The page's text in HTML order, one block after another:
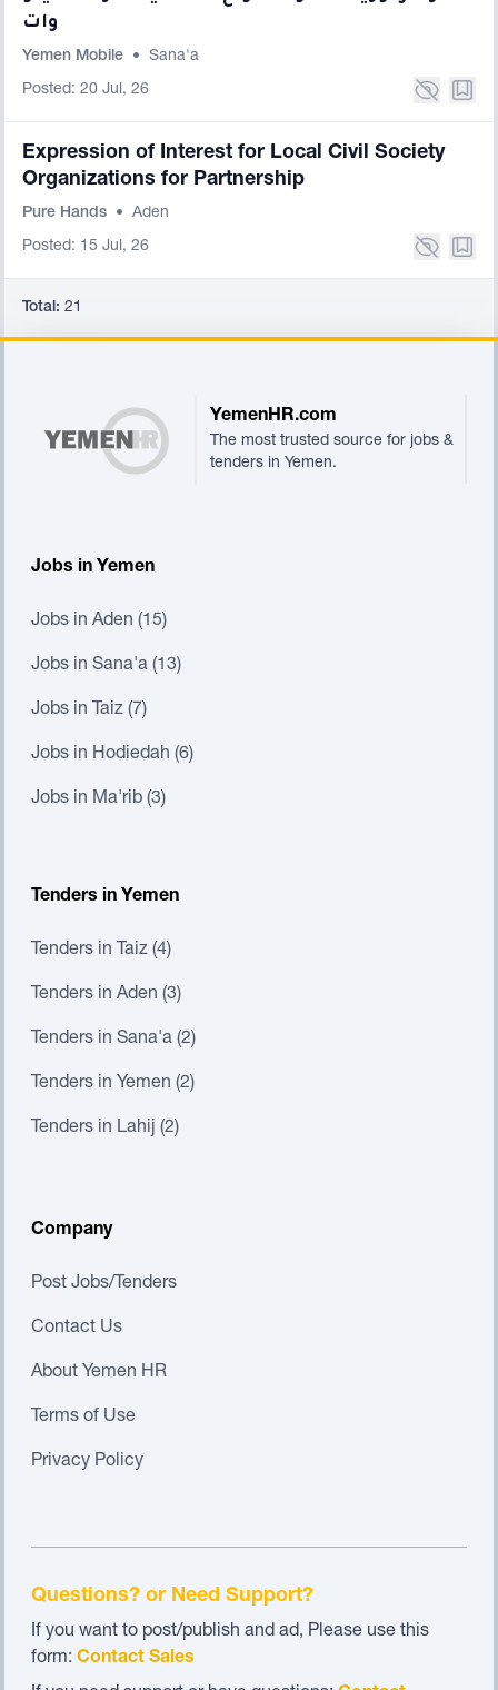
وات
Yemen Mobile • Sana'a
Posted: 20 Jul, 26
Expression of Interest for Local Civil Society
Organizations for Partnership
Pure Hands • Aden
Posted: 15 Jul, 26
Total: 21
YemenHR.com
The most trusted source for jobs &
tenders in Yemen.
Jobs in Yemen
Jobs in Aden (15)
Jobs in Sana'a (13)
Jobs in Taiz (7)
Jobs in Hodiedah (6)
Jobs in Ma'rib (3)
Tenders in Yemen
Tenders in Taiz (4)
Tenders in Aden (3)
Tenders in Sana'a (2)
Tenders in Yemen (2)
Tenders in Lahij (2)
Company
Post Jobs/Tenders
Contact Us
About Yemen HR
Terms of Use
Privacy Policy
Questions? or Need Support?
If you want to post/publish and ad, Please use this
form: Contact Sales